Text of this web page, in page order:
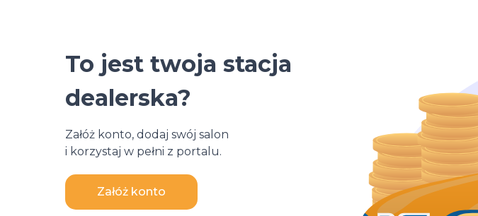
To jest twoja stacja
dealerska?
Załóż konto, dodaj swój salon
i korzystaj w pełni z portalu.
Załóż konto